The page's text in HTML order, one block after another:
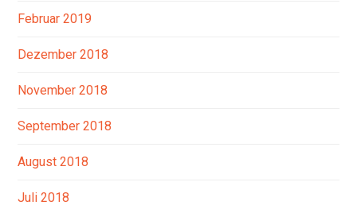
Februar 2019
Dezember 2018
November 2018
September 2018
August 2018
Juli 2018